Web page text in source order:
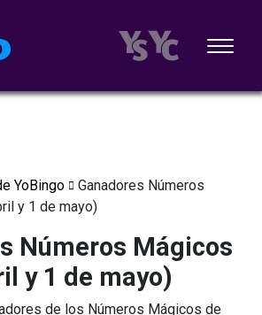
YoBingo
Ganadores Números
y 1 de mayo)
Números Mágicos
y 1 de mayo)
de los Números Mágicos de